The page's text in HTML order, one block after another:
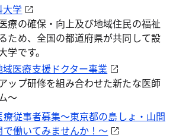
大学
療の確保・向上及び地域住民の福祉
ため、全国の都道府県が共同して設
学です。
域医療支援ドクター事業
ップ研修を組み合わせた新たな医師
～
従事者募集～東京都の島しょ・山間
働いてみませんか！～